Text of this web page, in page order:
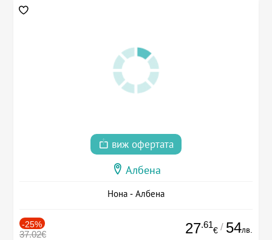
виж офертата
Албена
Нона - Албена
-25%
37.02€ 27.61
€ / 54лв.